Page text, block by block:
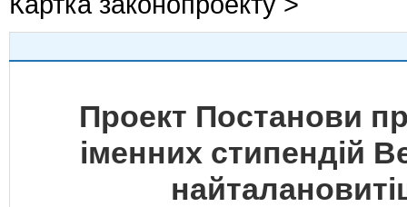
Проект Постанови
іменних стипендій